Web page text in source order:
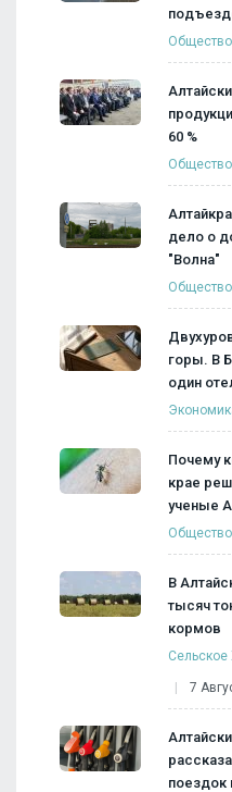
Общество
60 %
Общество
дело о
"Волна"
Общество
горы. В
один
Почему
крае
ученые
Общество
В
тысяч
кормов
Сельское
7
поездок